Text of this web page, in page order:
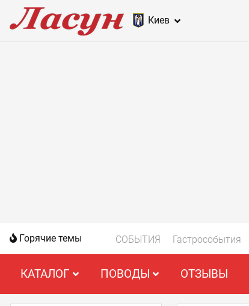
Киев
Горячие темы СОБЫТИЯ Гастрособытия
КАТАЛОГ ПОВОДЫ ОТЗЫВЫ